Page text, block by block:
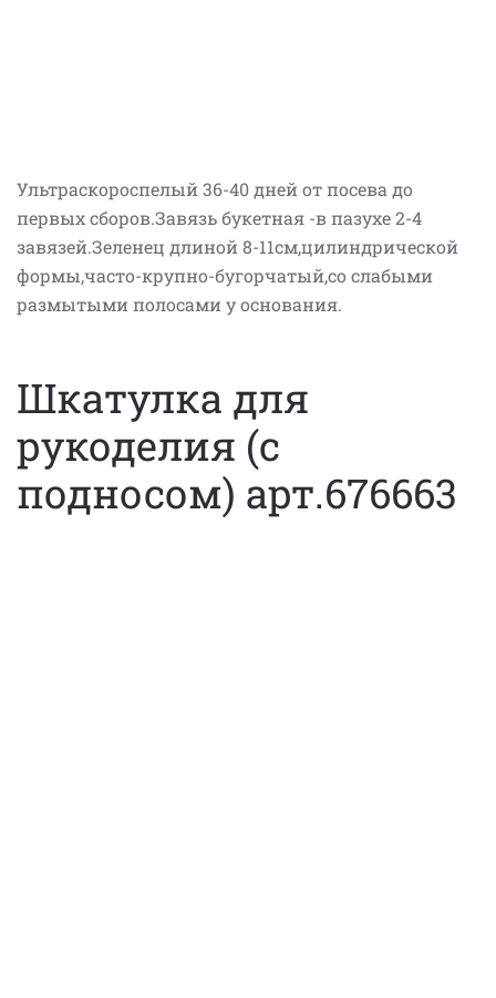
Ультраскороспелый 36-40 дней от посева до
первых сборов.Завязь букетная -в пазухе 2-4
завязей.Зеленец длиной 8-11см,цилиндрической
формы,часто-крупно-бугорчатый,со слабыми
размытыми полосами у основания.
Шкатулка для
рукоделия (с
подносом) арт.676663